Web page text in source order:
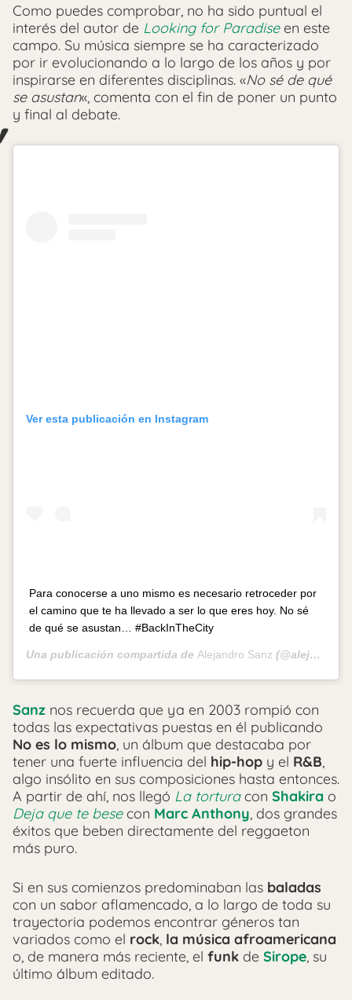
Como puedes comprobar, no ha sido puntual el
interés del autor de Looking for Paradiseen este
campo. Su música siempre se ha caracterizado
por ir evolucionando a lo largo de los años y por
inspirarse en diferentes disciplinas. «No sé de qué
se asustan«, comenta con el fin de poner un punto
y final al debate.
Ver esta publicación en Instagram
Para conocerse a uno mismo es necesario retroceder por
el camino que te ha llevado a ser lo que eres hoy. No sé
de qué se asustan… #BackInTheCity
Una publicación compartida de Alejandro Sanz (@alejandrosanz) el
Sanz nos recuerda que ya en 2003 rompió con
todas las expectativas puestas en él publicando
No es lo mismo, un álbum que destacaba por
tener una fuerte influencia del hip-hop y el R&B,
algo insólito en sus composiciones hasta entonces.
A partir de ahí, nos llegó La torturacon Shakira o
Deja que te besecon Marc Anthony, dos grandes
éxitos que beben directamente del reggaeton
más puro.
Si en sus comienzos predominaban las baladas
con un sabor aflamencado, a lo largo de toda su
trayectoria podemos encontrar géneros tan
variados como el rock, la música afroamericana
o, de manera más reciente, el funk de Sirope, su
último álbum editado.